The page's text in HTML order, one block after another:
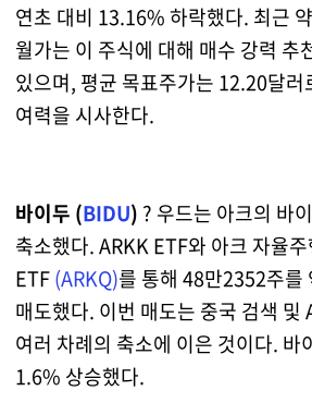
연초 대비 13.16% 하락했다. 최근
월가는 이 주식에 대해 매수 강력 추
있으며, 평균 목표주가는 12.20달
여력을 시사한다.
바이두 (BIDU) ? 우드는 아크의 바
축소했다. ARKK ETF와 아크 자율
ETF(ARKQ)를 통해 48만2352주를
매도했다. 이번 매도는 중국 검색 및
여러 차례의 축소에 이은 것이다. 바
1.6% 상승했다.